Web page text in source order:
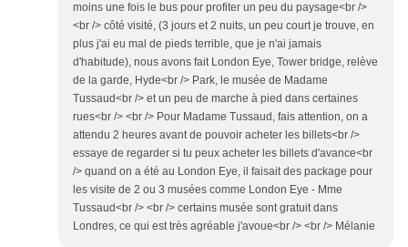
moins une fois le bus pour profiter un peu du paysage<br />
<br /> côté visité, (3 jours et 2 nuits, un peu court je trouve, en
plus j'ai eu mal de pieds terrible, que je n'ai jamais
d'habitude), nous avons fait London Eye, Tower bridge, relève
de la garde, Hyde<br /> Park, le musée de Madame
Tussaud<br /> et un peu de marche à pied dans certaines
rues<br /> <br /> Pour Madame Tussaud, fais attention, on a
attendu 2 heures avant de pouvoir acheter les billets<br />
essaye de regarder si tu peux acheter les billets d'avance<br
/> quand on a été au London Eye, il faisait des package pour
les visite de 2 ou 3 musées comme London Eye - Mme
Tussaud<br /> <br /> certains musée sont gratuit dans
Londres, ce qui est très agréable j'avoue<br /> <br /> Mélanie